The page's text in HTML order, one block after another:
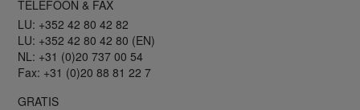
TELEFOON & FAX
LU: +352 42 80 42 82
LU: +352 42 80 42 80 (EN)
NL: +31 (0)20 737 00 54
Fax: +31 (0)20 88 81 22 7
GRATIS